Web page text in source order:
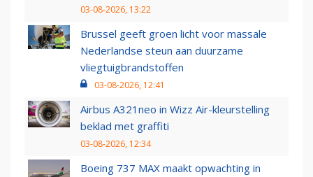
03-08-2026, 13:22
Brussel geeft groen licht voor massale
Nederlandse steun aan duurzame
vliegtuigbrandstoffen
03-08-2026, 12:41
Airbus A321neo in Wizz Air-kleurstelling
beklad met graffiti
03-08-2026, 12:34
Boeing 737 MAX maakt opwachting in